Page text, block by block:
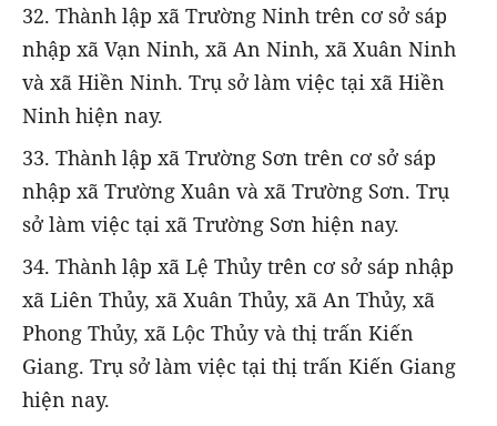
32. Thành lập xã Trường Ninh trên cơ sở sáp
nhập xã Vạn Ninh, xã An Ninh, xã Xuân Ninh
và xã Hiền Ninh. Trụ sở làm việc tại xã Hiền
Ninh hiện nay.
33. Thành lập xã Trường Sơn trên cơ sở sáp
nhập xã Trường Xuân và xã Trường Sơn. Trụ
sở làm việc tại xã Trường Sơn hiện nay.
34. Thành lập xã Lệ Thủy trên cơ sở sáp nhập
xã Liên Thủy, xã Xuân Thủy, xã An Thủy, xã
Phong Thủy, xã Lộc Thủy và thị trấn Kiến
Giang. Trụ sở làm việc tại thị trấn Kiến Giang
hiện nay.